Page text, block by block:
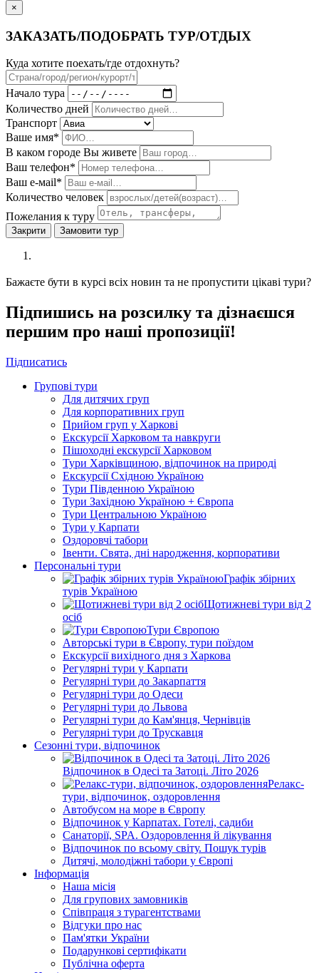
×
ЗАКАЗАТЬ/ПОДОБРАТЬ ТУР/ОТДЫХ
Куда хотите поехать/где отдохнуть?
Начало тура
Количество дней
Транспорт
Ваше имя*
В каком городе Вы живете
Ваш телефон*
Ваш е-мail*
Количество человек
Пожелания к туру
Закрити Замовити тур
Бажаєте бути в курсі всіх новин та не пропустити цікаві тури?
Підпишись на розсилку та дізнаєшся
першим про наші пропозиції!
Підписатись
Групові тури
Для дитячих груп
Для корпоративних груп
Прийом груп у Харкові
Екскурсії Харковом та навкруги
Пішоходні екскурсії Харковом
Тури Харківщиною, відпочинок на природі
Екскурсії Східною Україною
Тури Південною Україною
Тури Західною Україною + Європа
Тури Центральною Україною
Тури у Карпати
Оздоровчі табори
Івенти. Свята, дні народження, корпоративи
Персональні тури
Графік збірних
турів Україною
Щотижневі тури від 2
осіб
Тури Європою
Авторські тури в Європу, тури поїздом
Екскурсії вихідного дня з Харкова
Регулярні тури у Карпати
Регулярні тури до Закарпаття
Регулярні тури до Одеси
Регулярні тури до Львова
Регулярні тури до Кам'янця, Чернівців
Регулярні тури до Трускавця
Сезонні тури, відпочинок
Відпочинок в Одесі та Затоці. Літо 2026
Релакс-
тури, відпочинок, оздоровлення
Автобусом на море в Європу
Відпочинок у Карпатах. Готелі, садиби
Санаторії, SPA. Оздоровлення й лікування
Відпочинок по всьому світу. Пошук турів
Дитячі, молодіжні табори у Європі
Інформація
Наша місія
Для групових замовників
Співпраця з турагентствами
Відгуки про нас
Пам'ятки України
Подарункові сертифікати
Публічна оферта